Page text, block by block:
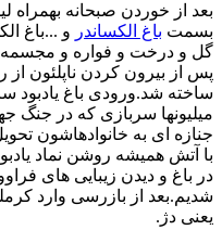
بعد از خوردن صبحانه بهمراه
بسمت باغ الکساندر و ...باغ
گل و درخت و فواره و مجسمه
پس از بیرون کردن ناپلئون
ساخته شد.ورودی باغ یادبود
میلیونها سربازی که در جنگ
جنازه ای به خانوادهاشون
با آتش همیشه روشن نماد
در باغ و دیدن زیبایی های
شدیم.بعد از بازرسی وارد
یعنی دژ.